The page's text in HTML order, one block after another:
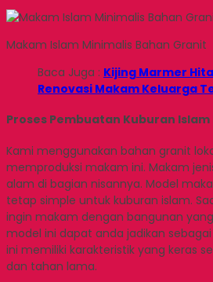
Makam Islam Minimalis Bahan Granit
Baca Juga : Kijing Marmer
Renovasi Makam Keluarga
Proses Pembuatan Kuburan
Kami menggunakan bahan granit
memproduksi makam ini. Makam
alam di bagian nisannya. Model
tetap simple untuk kuburan islam.
ingin makam dengan bangunan
model ini dapat anda jadikan
ini memiliki karakteristik yang keras
dan tahan lama.